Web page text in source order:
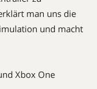
man uns die
und macht
Xbox One